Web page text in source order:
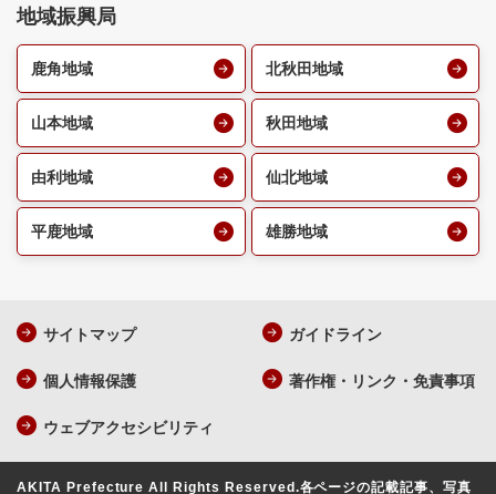
地域振興局
鹿角地域 北秋田地域
山本地域 秋田地域
由利地域 仙北地域
平鹿地域 雄勝地域
サイトマップ ガイドライン
個人情報保護 著作権・リンク・免責事項
ウェブアクセシビリティ
AKITA Prefecture All Rights Reserved.各ページの記載記事、写真